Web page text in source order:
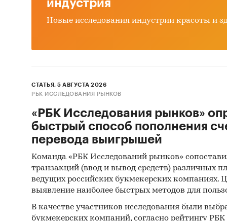
(ФСГС)
Данные
индустрия
Новые исследования индустрии красоты и
СТАТЬЯ, 5 АВГУСТА 2026
РБК ИССЛЕДОВАНИЯ РЫНКОВ
«РБК Исследования рынков»
быстрый способ пополнения
перевода выигрышей
Команда «РБК Исследований рынков»
транзакций (ввод и вывод средств) различных
ведущих российских букмекерских компаниях.
выявление наиболее быстрых методов для
В качестве участников исследования были
букмекерских компаний, согласно рейтингу